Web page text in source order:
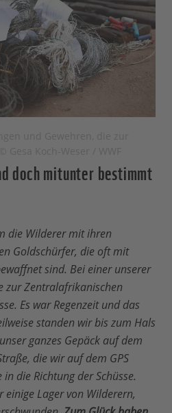
doch mitunter bestimmt
die Wilderer mit ihren
Goldschürfer, die oft mit
sind. Bei einer unserer
zur Zentralafrikanischen
Es war Regenzeit und das
standen wir bis zum Hals
ganzes Gepäck auf dem
die wir auf dem GPS
die Richtung der Schüsse.
einige Lager von Wilderern,